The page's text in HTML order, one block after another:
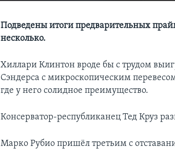
Подведены итоги предварительных
несколько.
Хиллари Клинтон вроде бы с трудом
Сэндерса с микроскопическим
где у него солидное преимущество.
Консерватор-республиканец Тед Круз
Марко Рубио пришёл третьим с